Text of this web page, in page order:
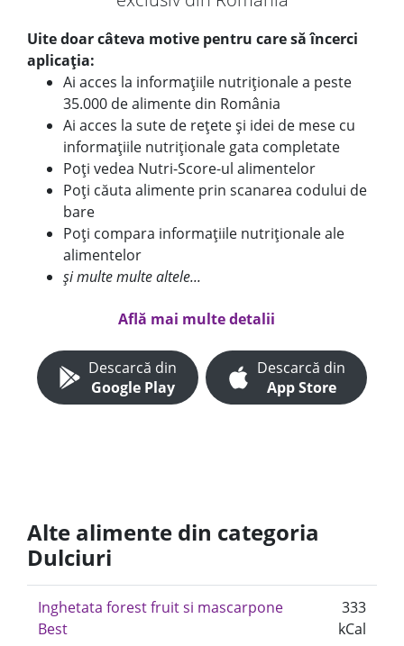
Uite doar câteva motive pentru care să încerci
aplicația:
Ai acces la informațiile nutriționale a peste
35.000 de alimente din România
Ai acces la sute de rețete și idei de mese cu
informațiile nutriționale gata completate
Poți vedea Nutri-Score-ul alimentelor
Poți căuta alimente prin scanarea codului de
bare
Poți compara informațiile nutriționale ale
alimentelor
și multe multe altele...
Află mai multe detalii
Descarcă din
Google Play
Descarcă din
App Store
Alte alimente din categoria
Dulciuri
Inghetata forest fruit si mascarpone
Best
333
kCal